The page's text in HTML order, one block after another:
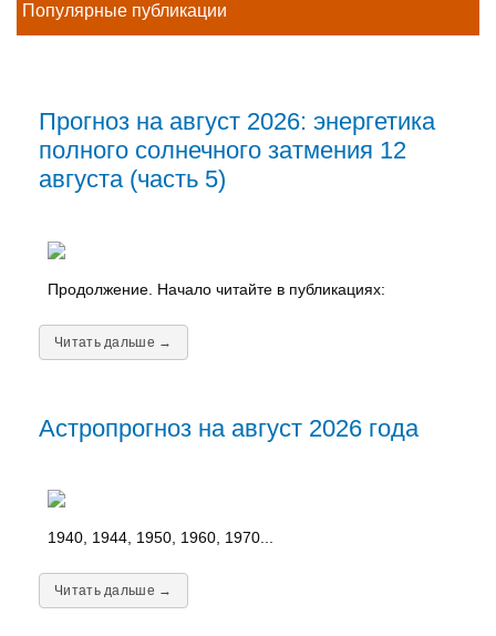
Популярные публикации
Прогноз на август 2026: энергетика
полного солнечного затмения 12
августа (часть 5)
Продолжение. Начало читайте в публикациях:
Читать дальше →
Астропрогноз на август 2026 года
1940, 1944, 1950, 1960, 1970...
Читать дальше →